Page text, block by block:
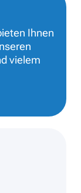
Ihnen
vielem